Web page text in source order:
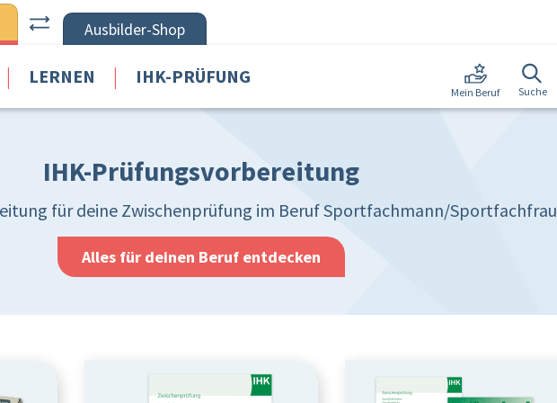
Ausbilder-Shop
| LERNEN | IHK-PRÜFUNG
Mein Beruf Suche
IHK-Prüfungsvorbereitung
für deine Zwischenprüfung im Beruf Sportfachmann/Sportfachfrau
Alles für deinen Beruf entdecken